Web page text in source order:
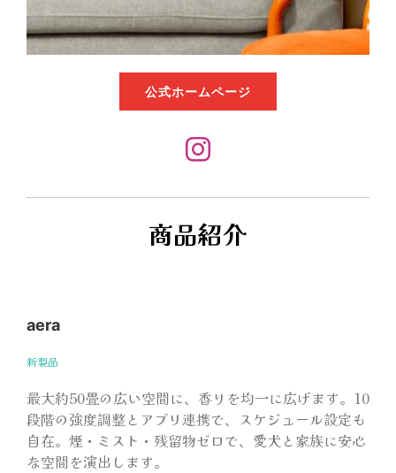
公式ホームページ
商品紹介
aera
新製品
最大約50畳の広い空間に、香りを均一に広げます。10
段階の強度調整とアプリ連携で、スケジュール設定も
自在。煙・ミスト・残留物ゼロで、愛犬と家族に安心
な空間を演出します。